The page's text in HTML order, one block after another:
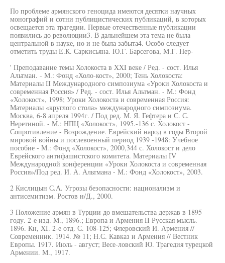
По проблеме армянского геноцида имеются десятки научных
монографий и сотни публицистических публикаций, в которых
освещается эта трагедии. Первые отечественные публикации
появились до революции3. В дальнейшем эта тема не была
центральной в науке, но и не была забыта4. Особо следует
отметить труды Е.К. Саркисьяна. Ю.Г. Барсегова, М.Г. Нер-
' Преподавание темы Холокоста в XXI веке / Ред. - сост. Илья
Альтман. - М.: Фонд «Холо-кост», 2000; Тень Холокоста:
Материалы II Международного симпозиума «Уроки Холокоста и
современная Россия» / Ред. - сост. Илья Альтман. - М.: Фонд
«Холокост», 1998; Уроки Холокоста и современная Россия:
Материалы «круглого стола» международного симпозиума.
Москва, 6-8 апреля 1994г. / Под ред. М. Я. Гефтера и С. С.
Неретиной. - М.: НПЦ «Холокост», 1995.-136 с. Холокост -
Сопротивление - Возрождение. Еврейский народ в годы Второй
мировой войны и послевоенный период 1939 -1948: Учебное
пособие - М.: Фонд «Холокост», 2000,344 с. Холокост и дело
Еврейского антифашистского комитета. Материалы IV
Международной конференции «Уроки Холокоста и современная
Россия»/Под ред. И. А. Альтмана - М.: Фонд «Холокост», 2003.
2 Кислицын С.А. Угрозы безопасности: национализм и
антисемитизм. Ростов н/Д., 2000.
3 Положение армян в Турции до вмешательства держав в 1895
году. 2-е изд. М., 1896.; Европа и Армения II Русская мысль.
1896. Кн, XI. 2-е отд. С. 108-125; Флеровский И. Армения //
Современник. 1914. № 11; Н.С. Кавказ и Армения // Вестник
Европы. 1917. Июль - август; Весе-ловский Ю. Трагедия турецкой
Армении. М., 1917.